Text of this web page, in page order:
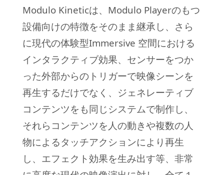
Modulo Kineticは、Modulo Playerのもつ
設備向けの特徴をそのまま継承し、さら
に現代の体験型Immersive 空間における
インタラクティブ効果、センサーをつか
った外部からのトリガーで映像シーンを
再生するだけでなく、ジェネレーティブ
コンテンツをも同じシステムで制作し、
それらコンテンツを人の動きや複数の人
物によるタッチアクションにより再生
し、エフェクト効果を生み出す等、非常